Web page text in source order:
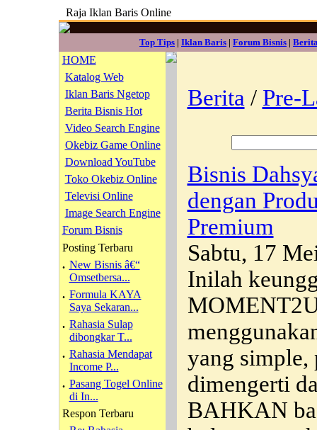
Raja Iklan Baris Online
Top Tips | Iklan Baris | Forum Bisnis |
HOME
Katalog Web
Iklan Baris Ngetop
Berita Bisnis Hot
Video Search Engine
Okebiz Game Online
Download YouTube
Toko Okebiz Online
Televisi Online
Image Search Engine
Forum Bisnis
Posting Terbaru
. New Bisnis â€“
Omsetbersa...
. Formula KAYA
Saya Sekaran...
. Rahasia Sulap
dibongkar T...
. Rahasia Mendapat
Income P...
. Pasang Togel Online
di In...
Respon Terbaru
Berita / Pre-
Bisnis
dengan
Premium
Sabtu, 17
Inilah
yang simple,
dimengerti
BAHKAN